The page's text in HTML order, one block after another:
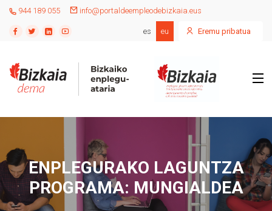
944 189 055 info@portaldeempleodebizkaia.eus
es eu Eremu pribatua
ENPLEGURAKO LAGUNTZA
PROGRAMA: MUNGIALDEA